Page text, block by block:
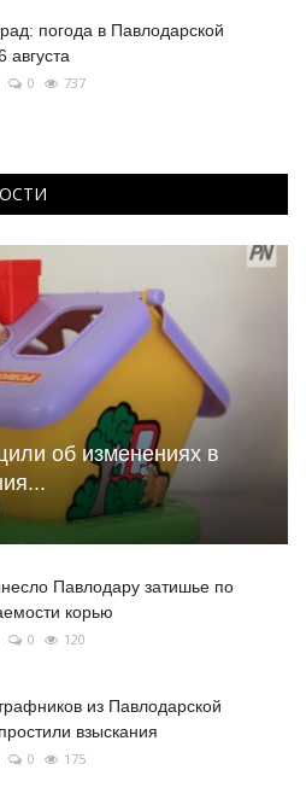
погода в Павлодарской
августа
0 737
об изменениях в
Павлодару затишье по
корью
0 120
из Павлодарской
взыскания
0 175